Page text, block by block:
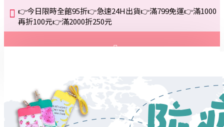
👉今日限時全館95折👉急速24H出貨👉滿799免運👉滿1000
再折100元👉滿2000折250元
詢問